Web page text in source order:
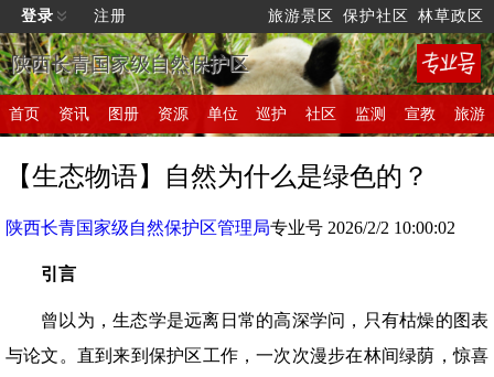
登录 注册 旅游景区 保护社区 林草政区
陕西长青国家级自然保护区
首页 资讯 图册 资源 单位 巡护 社区 监测 宣教 旅游
【生态物语】自然为什么是绿色的？
陕西长青国家级自然保护区管理局专业号 2026/2/2 10:00:02
引言
曾以为，生态学是远离日常的高深学问，只有枯燥的图表
与论文。直到来到保护区工作，一次次漫步在林间绿荫，惊喜